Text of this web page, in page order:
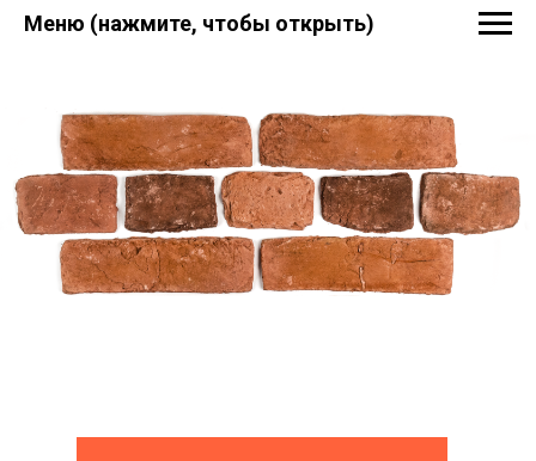
Меню (нажмите, чтобы открыть)